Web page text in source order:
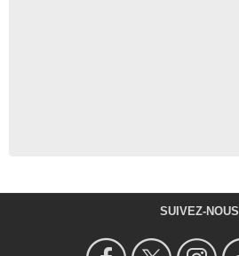
SUIVEZ-NOUS